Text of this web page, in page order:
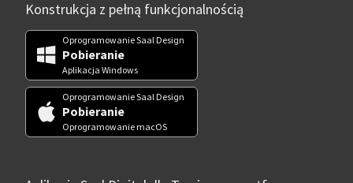
Konstrukcja z pełną funkcjonalnością
Oprogramowanie Saal Design
Pobieranie
Aplikacja Windows
Oprogramowanie Saal Design
Pobieranie
Oprogramowanie macOS